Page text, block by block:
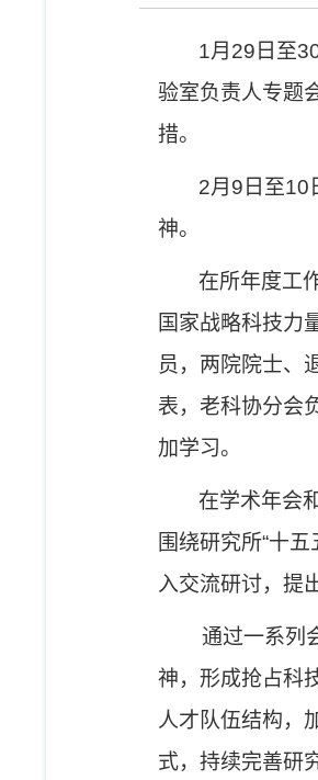
1月 29 日至
验室负责人专题
措。
2月 9 日至10
神。
在所年度工
国家战略科技力
员，两院院士、
表，老科协分会
加学习。
在学术年会
围绕研究所“十五
入交流研讨，提
通过一系列会
神，形成抢占科
人才队伍结构，
式，持续完善研